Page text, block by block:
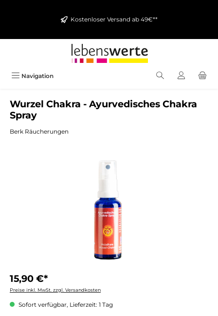
Kostenloser Versand ab 49€**
Navigation
Wurzel Chakra - Ayurvedisches Chakra
Spray
Berk Räucherungen
15,90 €*
Preise inkl. MwSt. zzgl. Versandkosten
Sofort verfügbar, Lieferzeit: 1 Tag